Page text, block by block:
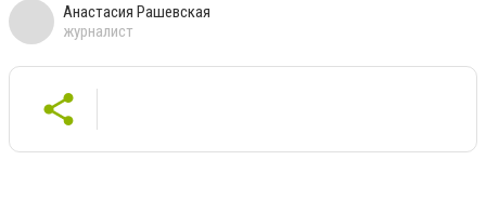
Анастасия Рашевская
журналист